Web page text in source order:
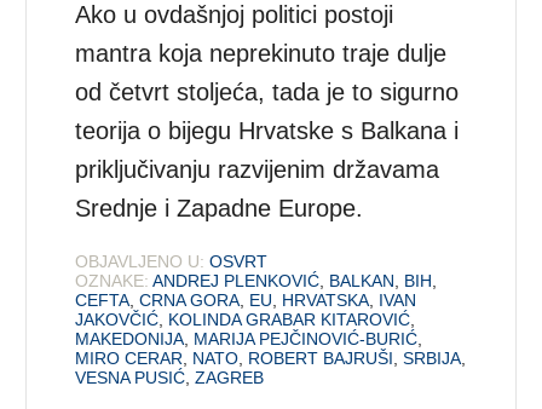
Ako u ovdašnjoj politici postoji
mantra koja neprekinuto traje dulje
od četvrt stoljeća, tada je to sigurno
teorija o bijegu Hrvatske s Balkana i
priključivanju razvijenim državama
Srednje i Zapadne Europe.
OBJAVLJENO U: OSVRT
OZNAKE: ANDREJ PLENKOVIĆ BALKAN BIH
CEFTA ,CRNA GORA EU HRVATSKA IVAN
JAKOVČIĆ KOLINDA GRABAR KITAROVIĆ
MAKEDONIJA MARIJA PEJČINOVIĆ-BURIĆ
MIRO CERAR
NATO ROBERT BAJRUŠI ,SRBIJA
VESNA PUSIĆ ,ZAGREB